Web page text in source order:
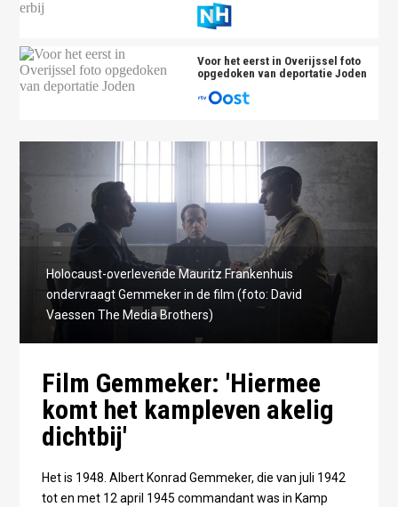
Voor het eerst in Overijssel foto
opgedoken van deportatie Joden
Holocaust-overlevende Mauritz Frankenhuis
ondervraagt Gemmeker in de film (foto: David
Vaessen The Media Brothers)
Film Gemmeker: 'Hiermee
komt het kampleven akelig
dichtbij'
Het is 1948. Albert Konrad Gemmeker, die van juli 1942
tot en met 12 april 1945 commandant was in Kamp